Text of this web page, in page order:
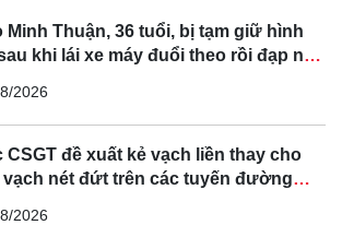
Minh Thuận, 36 tuổi, bị tạm giữ hình
khi lái xe máy đuổi theo rồi đạp ngã
2026
CSGT đề xuất kẻ vạch liền thay cho
vạch nét đứt trên các tuyến đường
2026